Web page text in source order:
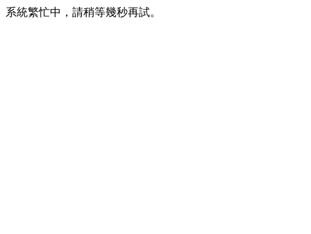
系統繁忙中，請稍等幾秒再試。